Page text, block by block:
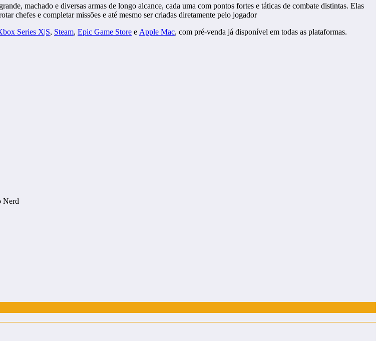
machado e diversas armas de longo alcance, cada uma com pontos fortes e táticas de combate distintas. Elas
chefes e completar missões e até mesmo ser criadas diretamente pelo jogador
Series X|S, Steam, Epic Game Store e Apple Mac, com pré-venda já disponível em todas as plataformas.
Nerd